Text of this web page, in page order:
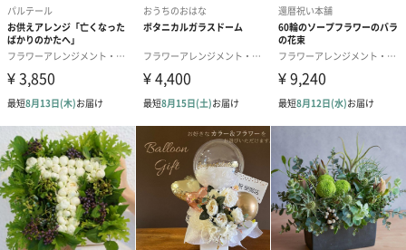
リボン付きバッグ（クリーム）
リボン付きバッグ（グレー）
結婚祝いちょい足しギフト
結婚祝いギフトへの＋αにおすすめです。新生活を彩るギフトオプ
ションをご用意いたしました。
商品と同梱してお届けいたします。